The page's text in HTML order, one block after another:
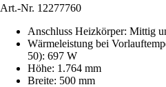
Art.-Nr. 12277760
Anschluss Heizkörper: Mittig
Wärmeleistung bei
50): 697 W
Höhe: 1.764 mm
Breite: 500 mm